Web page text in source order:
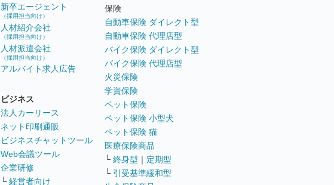
新卒エージェント
（採用担当向け）
人材紹介会社
（採用担当向け）
人材派遣会社
（採用担当向け）
アルバイト求人広告
ビジネス
法人カーリース
ネット印刷通販
ビジネスチャットツール
Web会議ツール
企業研修
└ 経営者向け
保険
自動車保険 ダイレクト型
自動車保険 代理店型
バイク保険 ダイレクト型
バイク保険 代理店型
火災保険
学資保険
ペット保険
ペット保険 小型犬
ペット保険 猫
医療保険商品
└ 終身型 ｜ 定期型
└ 引受基準緩和型